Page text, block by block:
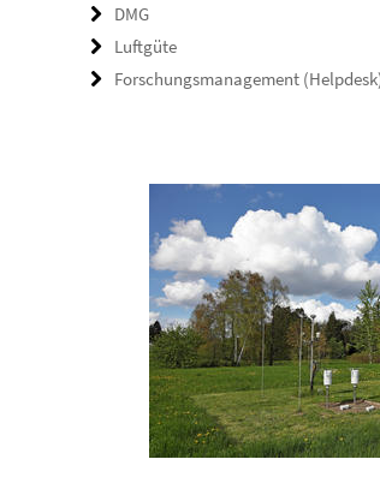
DMG
Luftgüte
Forschungsmanagement